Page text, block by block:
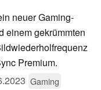
neuer Gaming-
einem gekrümmten
Premium.
Gaming